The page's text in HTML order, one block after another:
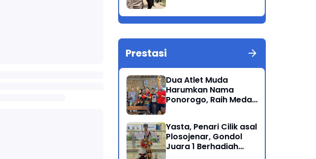
Tuban
Prestasi
Dua Atlet Muda
Harumkan Nama
Ponorogo, Raih Medali
Jatim
Yasta, Penari Cilik asal
Plosojenar, Gondol
Juara 1 Berhadiah